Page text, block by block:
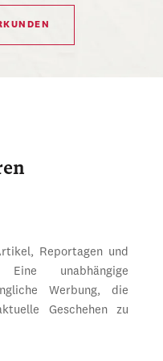
Reportagen und
unabhängige
Werbung, die
Geschehen zu